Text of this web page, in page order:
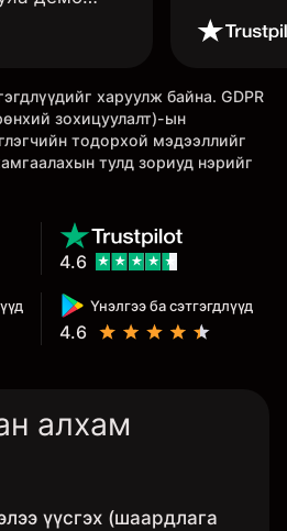
ба
харуулж байна. GDPR
зохицуулалт)-ын
тодорхой мэдээллийг
тулд зориуд нэрийг
Үнэлгээ ба сэтгэгдлүүд
4.6
4.6
алхам
үүсгэх (шаардлага